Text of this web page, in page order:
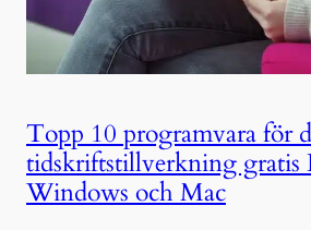
Topp 10 programvara för
tidskriftstillverkning gratis
Windows och Mac